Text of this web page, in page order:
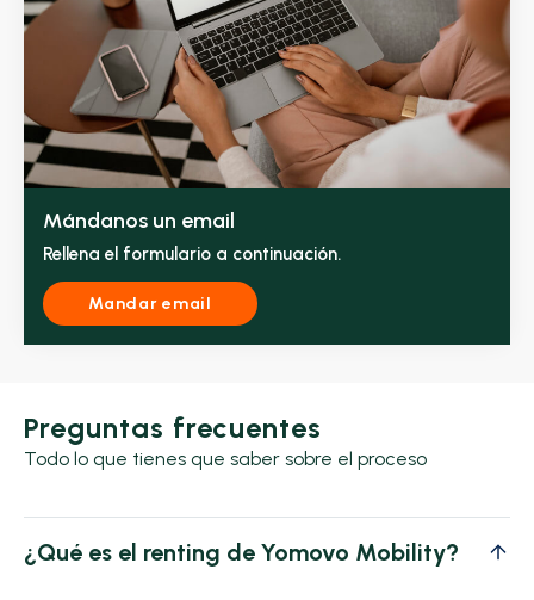
Mándanos un email
Rellena el formulario a continuación.
Mandar email
Preguntas frecuentes
Todo lo que tienes que saber sobre el proceso
¿Qué es el renting de Yomovo Mobility?